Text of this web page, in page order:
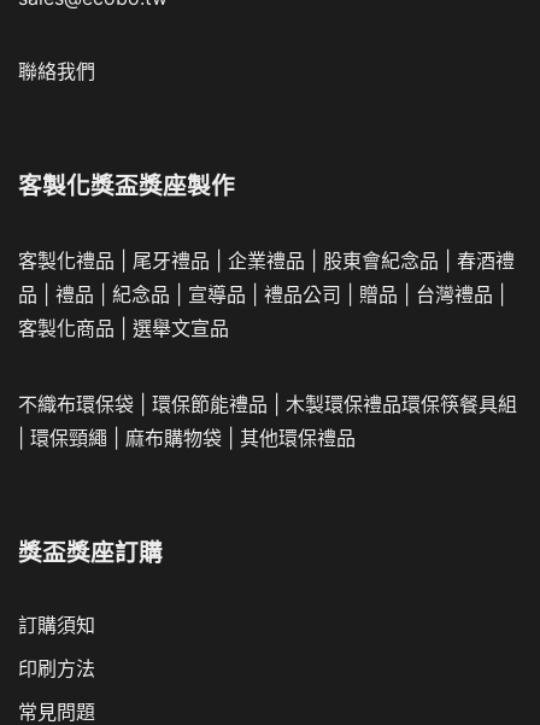
聯絡我們
客製化獎盃獎座製作
客製化禮品 尾牙禮品 企業禮品 股東會紀念品
春酒禮
品
禮品 紀念品 宣導品 禮品公司 贈品 台灣禮品
客製化商品
選舉文宣品
不織布環保袋 環保節能禮品 木製環保禮品環保筷餐具組
環保頸繩 麻布購物袋 其他環保禮品
獎盃獎座訂購
訂購須知
印刷方法
常見問題